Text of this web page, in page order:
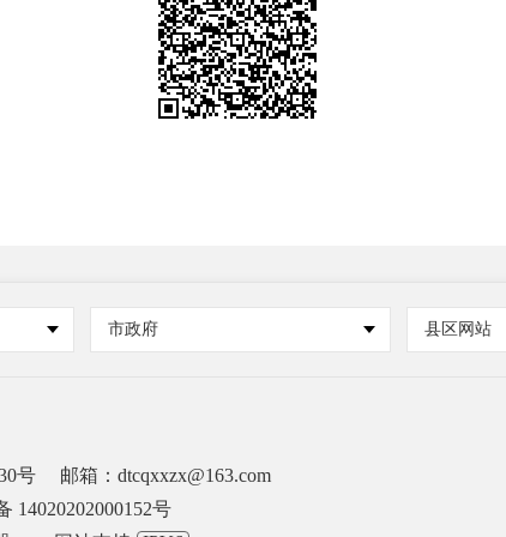
市政府 县区网站
号
邮箱：dtcqxxzx@163.com
14020202000152号